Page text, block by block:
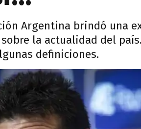
Argentina brindó una
la actualidad del
definiciones.